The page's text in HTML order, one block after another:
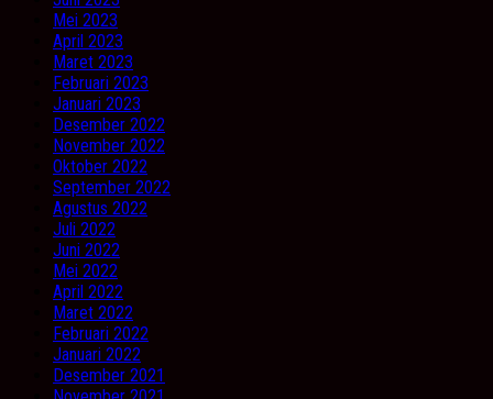
Mei 2023
April 2023
Maret 2023
Februari 2023
Januari 2023
Desember 2022
November 2022
Oktober 2022
September 2022
Agustus 2022
Juli 2022
Juni 2022
Mei 2022
April 2022
Maret 2022
Februari 2022
Januari 2022
Desember 2021